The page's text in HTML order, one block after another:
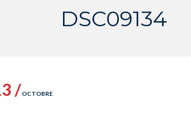
DSC09134
/ OCTOBRE